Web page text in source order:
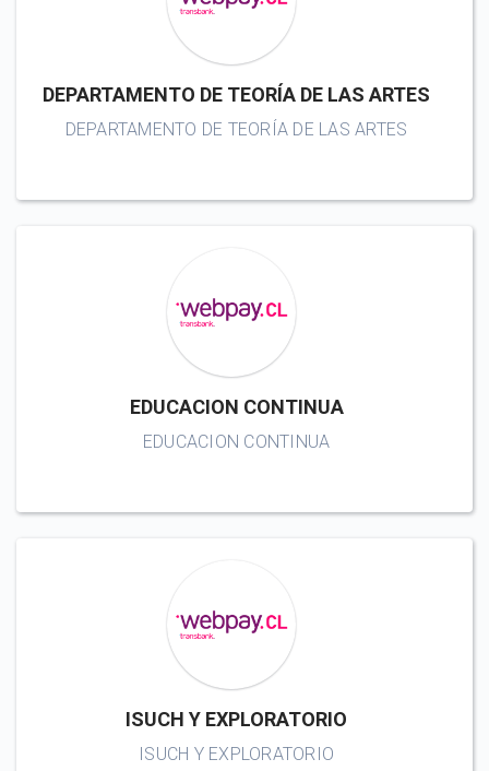
DEPARTAMENTO DE TEORÍA DE LAS ARTES
DEPARTAMENTO DE TEORÍA DE LAS ARTES
EDUCACION CONTINUA
EDUCACION CONTINUA
ISUCH Y EXPLORATORIO
ISUCH Y EXPLORATORIO